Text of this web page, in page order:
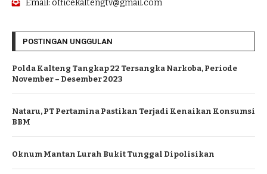
Email: officekaltengtv@gmail.com
POSTINGAN UNGGULAN
Polda Kalteng Tangkap 22 Tersangka Narkoba, Periode
November – Desember 2023
Nataru, PT Pertamina Pastikan Terjadi Kenaikan Konsumsi
BBM
Oknum Mantan Lurah Bukit Tunggal Dipolisikan